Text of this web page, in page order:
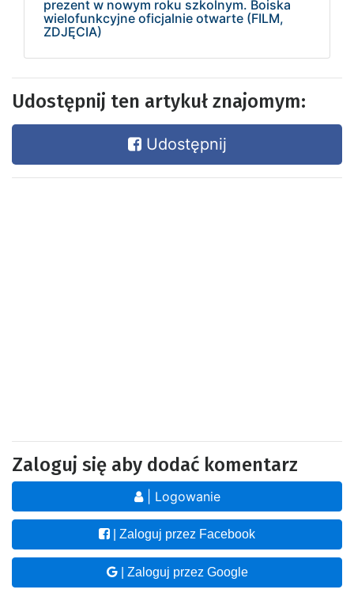
prezent w nowym roku szkolnym. Boiska
wielofunkcyjne oficjalnie otwarte (FILM,
ZDJĘCIA)
Udostępnij ten artykuł znajomym:
Udostępnij
Zaloguj się aby dodać komentarz
| Logowanie
| Zaloguj przez Facebook
| Zaloguj przez Google